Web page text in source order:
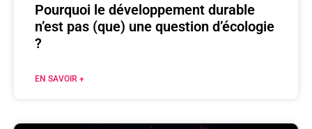
Pourquoi le développement durable
n’est pas (que) une question d’écologie
?
EN SAVOIR +